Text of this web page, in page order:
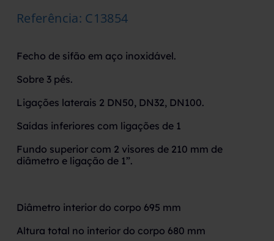
Referência: C13854
Fecho de sifão em aço inoxidável.
Sobre 3 pés.
Ligações laterais 2 DN50, DN32, DN100.
Saídas inferiores com ligações de 1
Fundo superior com 2 visores de 210 mm de
diâmetro e ligação de 1”.
Diâmetro interior do corpo 695 mm
Altura total no interior do corpo 680 mm